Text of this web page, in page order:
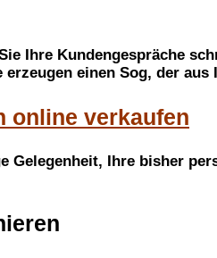
Ihre Kundengespräche
einen Sog, der
online verkaufen
Gelegenheit, Ihre bisher